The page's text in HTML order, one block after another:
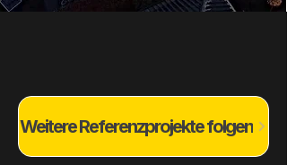
Weitere Referenzprojekte folgen